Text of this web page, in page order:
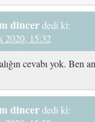
dincerdedi ki:
2020, 15:32
cevabı yok. Ben
dincerdedi ki: